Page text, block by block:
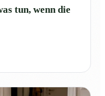
tun, wenn die